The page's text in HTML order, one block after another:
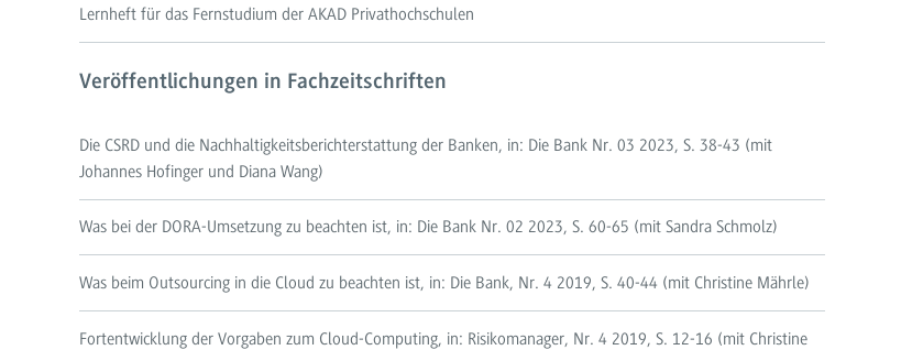
Lernheft für das Fernstudium der AKAD Privathochschulen
Veröffentlichungen in Fachzeitschriften
Die CSRD und die Nachhaltigkeitsberichterstattung der Banken, in: Die Bank Nr. 03 2023, S. 38-43 (mit
Johannes Hofinger und Diana Wang)
Was bei der DORA-Umsetzung zu beachten ist, in: Die Bank Nr. 02 2023, S. 60-65 (mit Sandra Schmolz)
Was beim Outsourcing in die Cloud zu beachten ist, in: Die Bank, Nr. 4 2019, S. 40-44 (mit Christine Mährle)
Fortentwicklung der Vorgaben zum Cloud-Computing, in: Risikomanager, Nr. 4 2019, S. 12-16 (mit Christine